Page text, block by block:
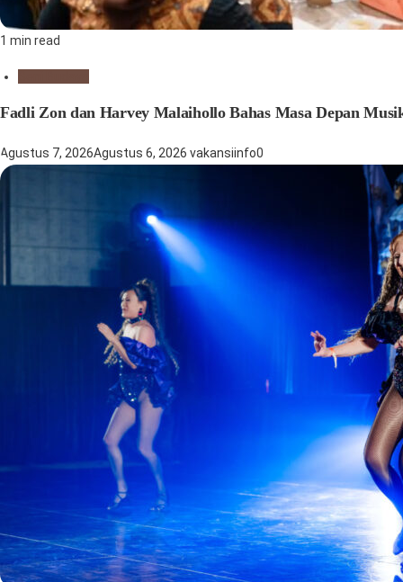
1 min read
Fadli Zon dan Harvey Malaihollo Bahas Masa Depan
Agustus 7, 2026Agustus 6, 2026 vakansiinfo0